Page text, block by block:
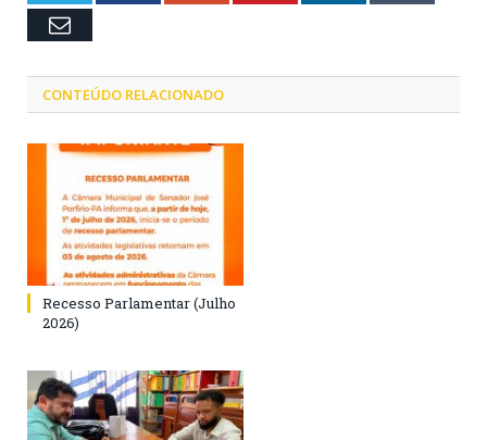
Email
CONTEÚDO RELACIONADO
Recesso Parlamentar (Julho
2026)